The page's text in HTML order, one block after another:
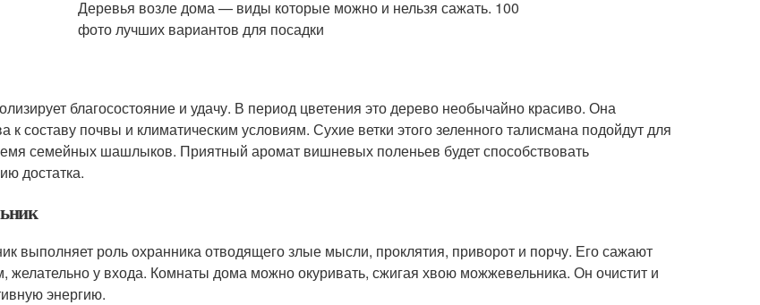
благосостояние и удачу. В период цветения это дерево необычайно красиво. Она
к составу почвы и климатическим условиям. Сухие ветки этого зеленного талисмана подойдут для
семейных шашлыков. Приятный аромат вишневых поленьев будет способствовать
достатка.
выполняет роль охранника отводящего злые мысли, проклятия, приворот и порчу. Его сажают
желательно у входа. Комнаты дома можно окуривать, сжигая хвою можжевельника. Он очистит и
энергию.